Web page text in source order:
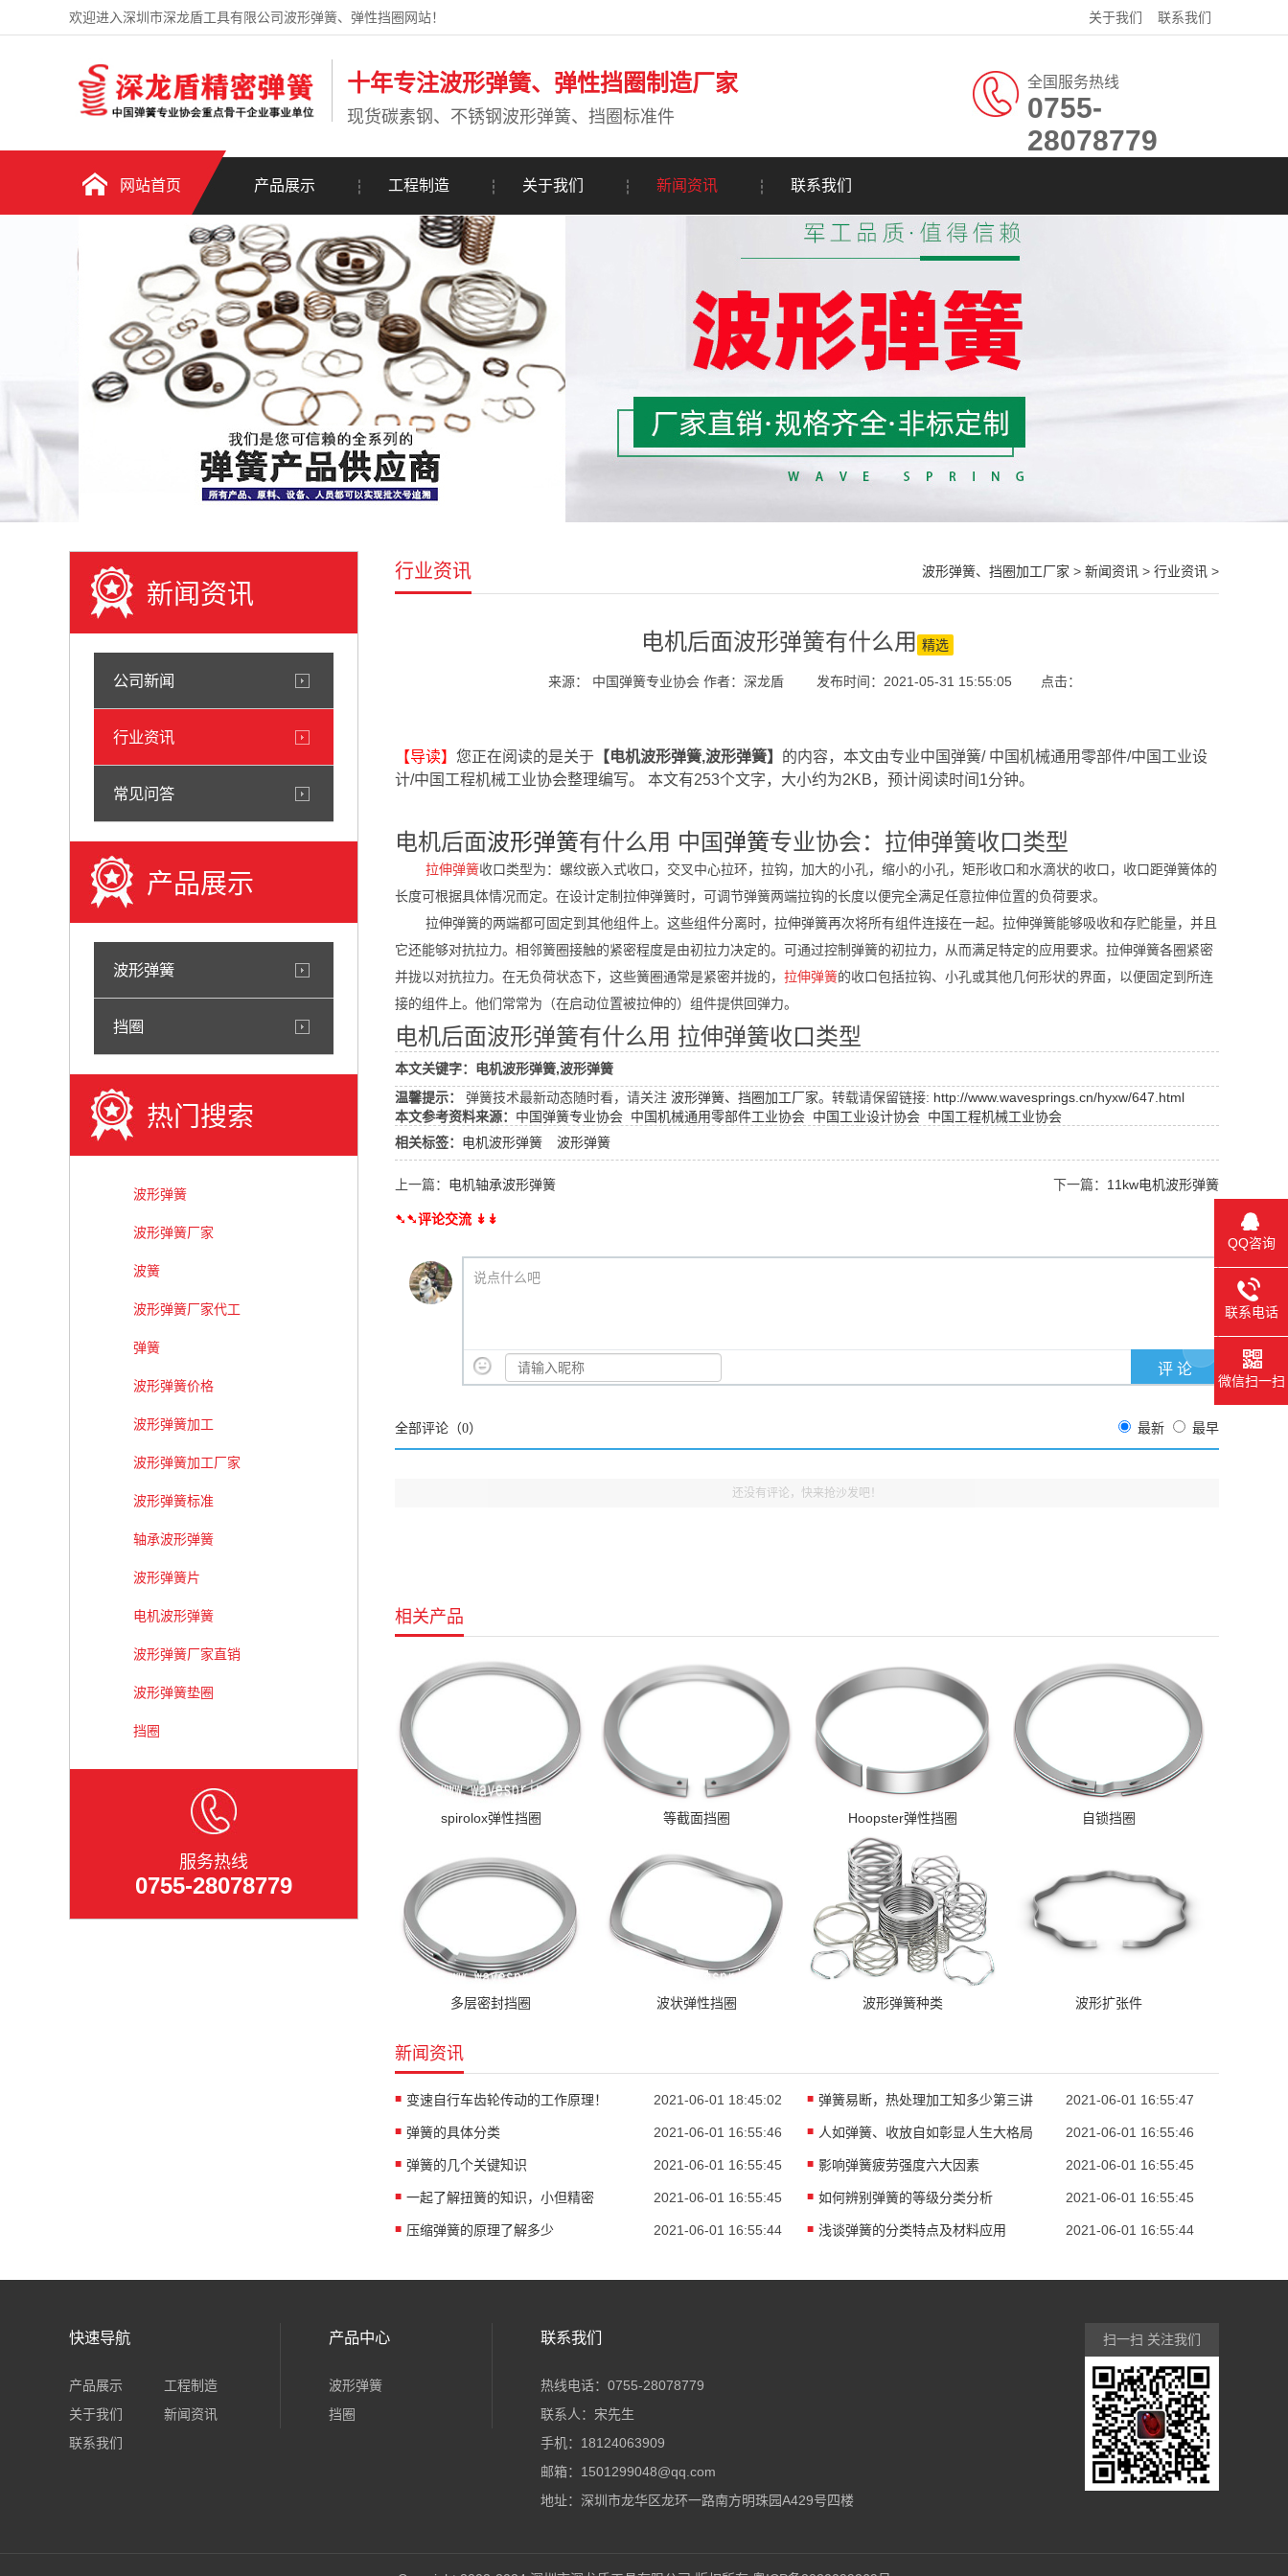
欢迎进入深圳市深龙盾工具有限公司波形弹簧、弹性挡圈网站！ 关于我们 联系我们
十年专注波形弹簧、弹性挡圈制造厂家
现货碳素钢、不锈钢波形弹簧、挡圈标准件
全国服务热线
0755-
28078779
网站首页 产品展示 工程制造 关于我们 新闻资讯 联系我们
新闻资讯
公司新闻
行业资讯
常见问答
产品展示
波形弹簧
挡圈
热门搜索
波形弹簧
波形弹簧厂家
波簧
波形弹簧厂家代工
弹簧
波形弹簧价格
波形弹簧加工
波形弹簧加工厂家
波形弹簧标准
轴承波形弹簧
波形弹簧片
电机波形弹簧
波形弹簧厂家直销
波形弹簧垫圈
挡圈
服务热线
0755-28078779
行业资讯 波形弹簧、挡圈加工厂家 > 新闻资讯 > 行业资讯 >
电机后面波形弹簧有什么用 精选
来源： 中国弹簧专业协会 作者：深龙盾 发布时间：2021-05-31 15:55:05 点击：
【导读】 您正在阅读的是关于 【电机波形弹簧,波形弹簧】 的内容，本文由专业中国弹簧/ 中国机械通用零部件/中国工业设
计/中国工程机械工业协会整理编写。 本文有253个文字，大小约为2KB，预计阅读时间1分钟。
电机后面波形弹簧有什么用 中国弹簧专业协会：拉伸弹簧收口类型
拉伸弹簧收口类型为：螺纹嵌入式收口，交叉中心拉环，拉钩，加大的小孔，缩小的小孔，矩形收口和水滴状的收口，收口距弹簧体的
长度可根据具体情况而定。在设计定制拉伸弹簧时，可调节弹簧两端拉钩的长度以便完全满足任意拉伸位置的负荷要求。
拉伸弹簧的两端都可固定到其他组件上。这些组件分离时，拉伸弹簧再次将所有组件连接在一起。拉伸弹簧能够吸收和存贮能量，并且
它还能够对抗拉力。相邻簧圈接触的紧密程度是由初拉力决定的。可通过控制弹簧的初拉力，从而满足特定的应用要求。拉伸弹簧各圈紧密
并拢以对抗拉力。在无负荷状态下，这些簧圈通常是紧密并拢的， 拉伸弹簧的收口包括拉钩、小孔或其他几何形状的界面，以便固定到所连
接的组件上。他们常常为（在启动位置被拉伸的）组件提供回弹力。
电机后面波形弹簧有什么用 拉伸弹簧收口类型
本文关键字：电机波形弹簧,波形弹簧
温馨提示： 弹簧技术最新动态随时看，请关注 波形弹簧、挡圈加工厂家。转载请保留链接: http://www.wavesprings.cn/hyxw/647.html
本文参考资料来源： 中国弹簧专业协会 中国机械通用零部件工业协会 中国工业设计协会 中国工程机械工业协会
相关标签： 电机波形弹簧 波形弹簧
上一篇： 电机轴承波形弹簧 下一篇： 11kw电机波形弹簧
➷➷评论交流 ↡↡
说点什么吧
全部评论（0） 最新 最早
还没有评论，快来抢沙发吧！
相关产品
spirolox弹性挡圈 等截面挡圈 Hoopster弹性挡圈 自锁挡圈
多层密封挡圈 波状弹性挡圈 波形弹簧种类 波形扩张件
新闻资讯
变速自行车齿轮传动的工作原理！ 2021-06-01 18:45:02 弹簧易断，热处理加工知多少第三讲 2021-06-01 16:55:47
弹簧的具体分类 2021-06-01 16:55:46 人如弹簧、收放自如彰显人生大格局 2021-06-01 16:55:46
弹簧的几个关键知识 2021-06-01 16:55:45 影响弹簧疲劳强度六大因素 2021-06-01 16:55:45
一起了解扭簧的知识，小但精密 2021-06-01 16:55:45 如何辨别弹簧的等级分类分析 2021-06-01 16:55:45
压缩弹簧的原理了解多少 2021-06-01 16:55:44 浅谈弹簧的分类特点及材料应用 2021-06-01 16:55:44
快速导航
产品展示
工程制造
关于我们
新闻资讯
联系我们
产品中心
波形弹簧
挡圈
联系我们
热线电话：0755-28078779
联系人：宋先生
手机：18124063909
邮箱：1501299048@qq.com
地址：深圳市龙华区龙环一路南方明珠园A429号四楼
扫一扫 关注我们
QQ咨询
联系电话
微信扫一扫